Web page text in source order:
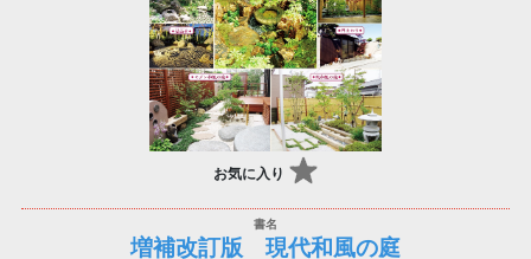
お気に入り
増補改訂版 現代和風の庭